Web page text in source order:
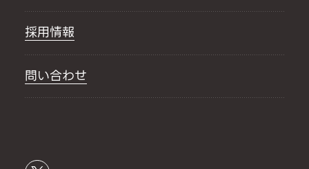
採用情報
問い合わせ